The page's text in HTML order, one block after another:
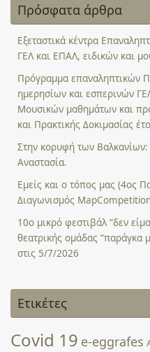
Πρόσφατα άρθρα
Εξεταστικά κέντρα
ΓΕΛ και ΕΠΑΛ, ειδικών και
Πρόγραμμα επαναληπτικών
ημερησίων και εσπερινών
Μουσικών μαθημάτων και
και Πρακτικής Δοκιμασίας
Στην κορυφή των Βαλκανίων:
Αναστασία.
Εμείς και ο τόπος μας (4ος
Διαγωνισμός
10ο μικρό φεστιβάλ “δεν
θεατρικής ομάδας “παράγκα
στις 5/7/2026
Ετικέτες
Covid 19 e-eggrafes